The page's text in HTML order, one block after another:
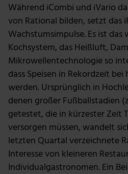
Während iCombi und iVario
von Rational bilden, setzt das
Wachstumsimpulse. Es ist
Kochsystem, das Heißluft,
Mikrowellentechnologie so
dass Speisen in Rekordzeit
werden. Ursprünglich in
denen großer Fußballstadien
getestet, die in kürzester Zeit
versorgen müssen, wandelt
letzten Quartal verzeichnete
Interesse von kleineren
Individualgastronomen. Ein